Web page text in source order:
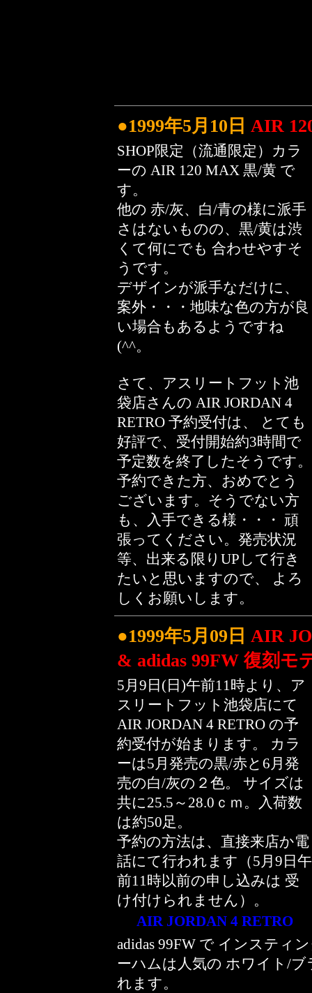
●1999年5月10日 AIR
SHOP限定（流通限定）カラ
ーの AIR 120 MAX 黒/黄 で
す。
他の 赤/灰、白/青の様に派手
さはないものの、黒/黄は渋
くて何にでも 合わせやすそ
うです。
デザインが派手なだけに、
案外・・・地味な色の方が良
い場合もあるようですね
(^^。
さて、アスリートフット池
袋店さんの AIR JORDAN 4
RETRO 予約受付は、 とても
好評で、受付開始約3時間で
予定数を終了したそうです。
予約できた方、おめでとう
ございます。そうでない方
も、入手できる様・・・ 頑
張ってください。発売状況
等、出来る限りUPして行き
たいと思いますので、 よろ
しくお願いします。
●1999年5月09日 AIR
& adidas 99FW 復刻モ
5月9日(日)午前11時より、ア
スリートフット池袋店にて
AIR JORDAN 4 RETRO の予
約受付が始まります。 カラ
ーは5月発売の黒/赤と6月発
売の白/灰の２色。 サイズは
共に25.5～28.0ｃｍ。入荷数
は約50足。
予約の方法は、直接来店か電
話にて行われます（5月9日午
前11時以前の申し込みは 受
け付けられません）。
AIR JORDAN 4 RETRO
adidas 99FW で インスティ
ーハムは人気の ホワイト/
れます。